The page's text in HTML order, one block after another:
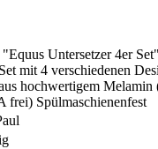
Untersetzer 4er Set"
mit 4 verschiedenen
hochwertigem Melamin
frei) Spülmaschienenfest